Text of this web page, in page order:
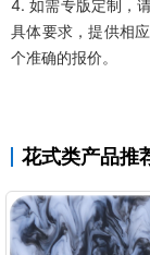
4. 如需专版定制，
具体要求，提供相
个准确的报价。
花式类产品推